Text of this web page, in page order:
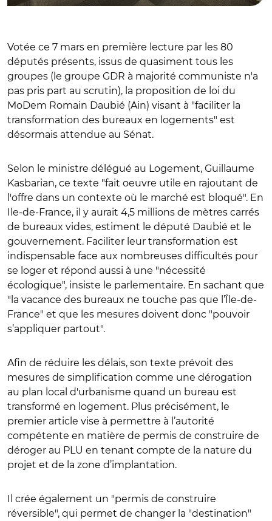
Votée ce 7 mars en première lecture par les 80
députés présents, issus de quasiment tous les
groupes (le groupe GDR à majorité communiste n'a
pas pris part au scrutin), la proposition de loi du
MoDem Romain Daubié (Ain) visant à "faciliter la
transformation des bureaux en logements" est
désormais attendue au Sénat.
Selon le ministre délégué au Logement, Guillaume
Kasbarian, ce texte "fait oeuvre utile en rajoutant de
l'offre dans un contexte où le marché est bloqué". En
Ile-de-France, il y aurait 4,5 millions de mètres carrés
de bureaux vides, estiment le député Daubié et le
gouvernement. Faciliter leur transformation est
indispensable face aux nombreuses difficultés pour
se loger et répond aussi à une "nécessité
écologique", insiste le parlementaire. En sachant que
"la vacance des bureaux ne touche pas que l’Île-de-
France" et que les mesures doivent donc "pouvoir
s’appliquer partout".
Afin de réduire les délais, son texte prévoit des
mesures de simplification comme une dérogation
au plan local d'urbanisme quand un bureau est
transformé en logement. Plus précisément, le
premier article vise à permettre à l’autorité
compétente en matière de permis de construire de
déroger au PLU en tenant compte de la nature du
projet et de la zone d’implantation.
Il crée également un "permis de construire
réversible", qui permet de changer la "destination"